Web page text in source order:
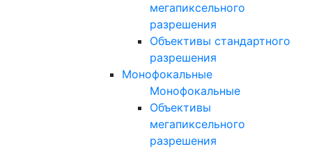
мегапиксельного
разрешения
Объективы стандартного
разрешения
Монофокальные
Монофокальные
Объективы
мегапиксельного
разрешения